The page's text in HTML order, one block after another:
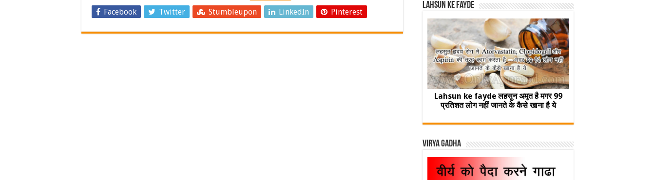
Facebook Twitter Stumbleupon LinkedIn Pinterest
Lahsun ke fayde
Lahsun ke fayde लहसुन अमृत है मगर 99
प्रतिशत लोग नहीं जानते के कैसे खाना है ये
Virya Gadha